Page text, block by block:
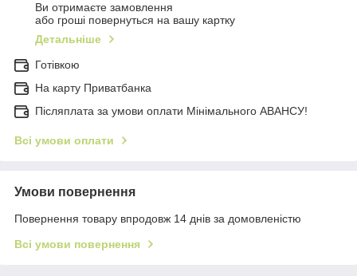
Ви отримаєте замовлення
або гроші повернуться на вашу картку
Детальніше
Готівкою
На карту Приватбанка
Післяплата за умови оплати Мінімального АВАНСУ!
Всі умови оплати
Умови повернення
Повернення товару впродовж 14 днів за домовленістю
Всі умови повернення